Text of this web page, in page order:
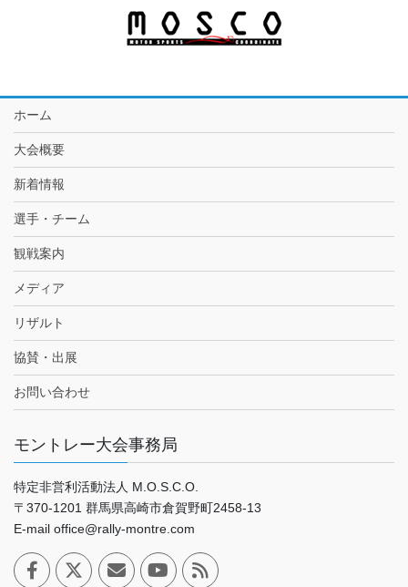
ホーム
大会概要
新着情報
選手・チーム
観戦案内
メディア
リザルト
協賛・出展
お問い合わせ
モントレー大会事務局
特定非営利活動法人 M.O.S.C.O.
〒370-1201 群馬県高崎市倉賀野町2458-13
E-mail office@rally-montre.com